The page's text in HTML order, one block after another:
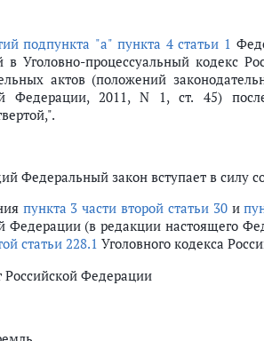
подпункта "а" пункта 4 статьи 1
в Уголовно-процессуальный кодекс
актов (положений
Федерации, 2011, N 1, ст. 45)
Федеральный закон вступает в силу
пункта 3 части второй статьи 30и
Федерации (в редакции настоящего
статьи 228.1 Уголовного кодекса
Российской Федерации